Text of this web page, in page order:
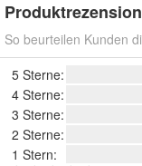
So beurteilen Kunden
5 Sterne:
4 Sterne:
3 Sterne:
2 Sterne:
1 Stern: